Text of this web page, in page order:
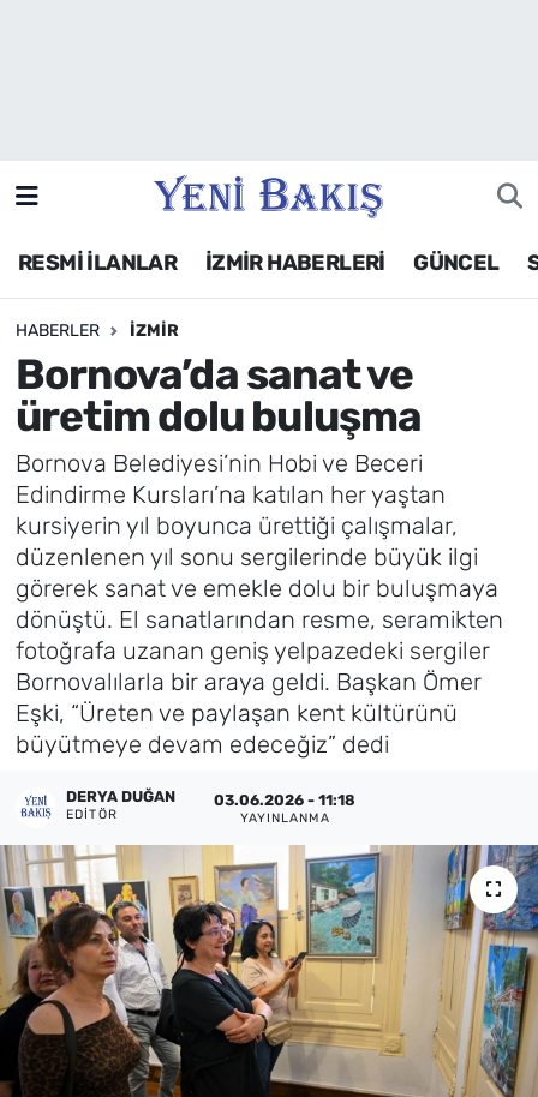
RESMİ İLANLAR İZMİR HABERLERİ GÜNCEL
HABERLER İZMIR
Bornova’da sanat ve
üretim dolu buluşma
Bornova Belediyesi’nin Hobi ve Beceri
Edindirme Kursları’na katılan her yaştan
kursiyerin yıl boyunca ürettiği çalışmalar,
düzenlenen yıl sonu sergilerinde büyük ilgi
görerek sanat ve emekle dolu bir buluşmaya
dönüştü. El sanatlarından resme, seramikten
fotoğrafa uzanan geniş yelpazedeki sergiler
Bornovalılarla bir araya geldi. Başkan Ömer
Eşki, “Üreten ve paylaşan kent kültürünü
büyütmeye devam edeceğiz” dedi
DERYA DUĞAN
EDITÖR
03.06.2026 - 11:18
YAYINLANMA
Siyaset
Asayiş / Polis-Adliye
Spor
Magazin
Foto Galeri
Künye
İletişim